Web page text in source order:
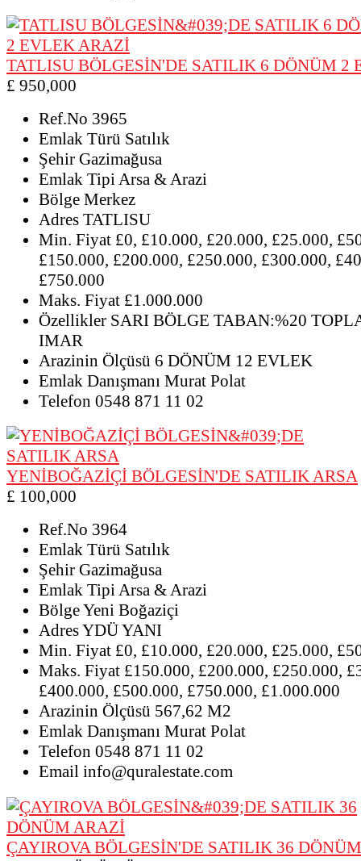
TATLISU BÖLGESİN'DE SATILIK 6 DÖNÜM 2
£ 950,000
Ref.No 3965
Emlak Türü Satılık
Şehir Gazimağusa
Emlak Tipi Arsa & Arazi
Bölge Merkez
Adres TATLISU
Min. Fiyat £0, £10.000, £20.000, £25.000,
£150.000, £200.000, £250.000, £300.000,
£750.000
Maks. Fiyat £1.000.000
Özellikler SARI BÖLGE TABAN:%20
IMAR
Arazinin Ölçüsü 6 DÖNÜM 12 EVLEK
Emlak Danışmanı Murat Polat
Telefon 0548 871 11 02
YENİBOĞAZİÇİ BÖLGESİN'DE SATILIK ARSA
£ 100,000
Ref.No 3964
Emlak Türü Satılık
Şehir Gazimağusa
Emlak TipiArsa & Arazi
BölgeYeni Boğaziçi
AdresYDÜ YANI
Min. Fiyat £0, £10.000, £20.000, £25.000,
Maks. Fiyat £150.000, £200.000, £250.000,
£400.000, £500.000, £750.000, £1.000.000
Arazinin Ölçüsü 567,62 M2
Emlak Danışmanı Murat Polat
Telefon 0548 871 11 02
Email info@quralestate.com
ÇAYIROVA BÖLGESİN'DE SATILIK 36